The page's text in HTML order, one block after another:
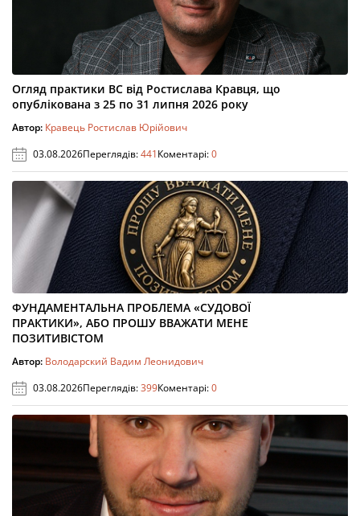
Огляд практики ВС від Ростислава Кравця, що
опублікована з 25 по 31 липня 2026 року
Автор: Кравець Ростислав Юрійович
03.08.2026Переглядів:441Коментарі:0
ФУНДАМЕНТАЛЬНА ПРОБЛЕМА «СУДОВОЇ
ПРАКТИКИ», АБО ПРОШУ ВВАЖАТИ МЕНЕ
ПОЗИТИВІСТОМ
Автор: Володарский Вадим Леонидович
03.08.2026Переглядів:399Коментарі:0